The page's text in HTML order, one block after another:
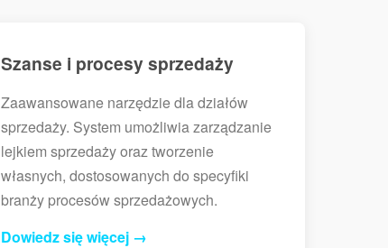
Szanse i procesy sprzedaży
Zaawansowane narzędzie dla działów
sprzedaży. System umożliwia zarządzanie
lejkiem sprzedaży oraz tworzenie
własnych, dostosowanych do specyfiki
branży procesów sprzedażowych.
Dowiedz się więcej →